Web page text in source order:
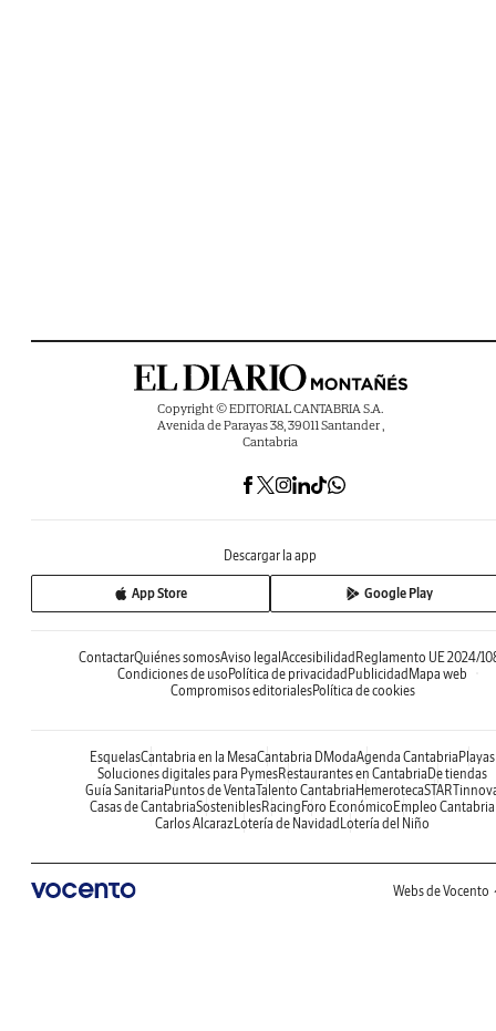
Copyright © EDITORIAL CANTABRIA S.A.
Avenida de Parayas 38, 39011 Santander ,
Cantabria
Descargar la app
App Store Google Play
ContactarQuiénes somosAviso legalAccesibilidadReglamento UE 2024/
Condiciones de usoPolítica de privacidadPublicidadMapa web
Compromisos editorialesPolítica de cookies
EsquelasCantabria en la MesaCantabria DModaAgenda CantabriaPlayas
Soluciones digitales para PymesRestaurantes en CantabriaDe tiendas
Guía SanitariaPuntos de VentaTalento CantabriaHemeroteca
Casas de CantabriaSosteniblesRacingForo EconómicoEmpleo Cantabria
Carlos AlcarazLotería de NavidadLotería del Niño
Webs de Vocento